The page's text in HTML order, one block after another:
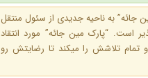
جائه” به ناحیه جدیدی از سئول منتقل
است. “پارک مین جائه” مورد انتقاد
تمام تلاشش را میکند تا رضایتش رو